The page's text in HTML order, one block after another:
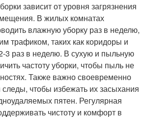
зависит от уровня загрязнения
В жилых комнатах
влажную уборку раз в неделю,
трафиком, таких как коридоры и
3 раз в неделю. В сухую и пыльную
частоту уборки, чтобы пыль не
Также важно своевременно
чтобы избежать их засыхания
пятен. Регулярная
чистоту и комфорт в